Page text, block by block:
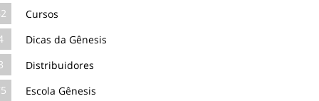
Cursos
Dicas da Gênesis
Distribuidores
Escola Gênesis